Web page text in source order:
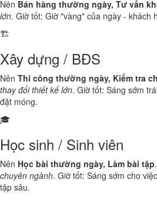
Nên Bán hàng thường ngày, Tư vấn
lớn. Giờ tốt: Giờ "vàng" của ngày - khách
🏗️
Xây dựng / BĐS
Nên Thi công thường ngày, Kiểm tra
thay đổi thiết kế lớn. Giờ tốt: Sáng sớm
đặt móng.
🎓
Học sinh / Sinh viên
Nên Học bài thường ngày, Làm bài tập
chuyên ngành. Giờ tốt: Sáng sớm cho
tập sâu.